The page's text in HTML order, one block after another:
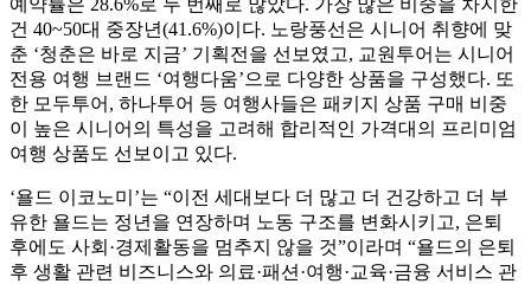
예약률은 28.6%로 두 번째로 많았다. 가장 많은 비중을 차지한
건 40~50대 중장년(41.6%)이다. 노랑풍선은 시니어 취향에 맞
춘 ‘청춘은 바로 지금’ 기획전을 선보였고, 교원투어는 시니어
전용 여행 브랜드 ‘여행다움’으로 다양한 상품을 구성했다. 또
한 모두투어, 하나투어 등 여행사들은 패키지 상품 구매 비중
이 높은 시니어의 특성을 고려해 합리적인 가격대의 프리미엄
여행 상품도 선보이고 있다.
‘욜드 이코노미’는 “이전 세대보다 더 많고 더 건강하고 더 부
유한 욜드는 정년을 연장하며 노동 구조를 변화시키고, 은퇴
후에도 사회·경제활동을 멈추지 않을 것”이라며 “욜드의 은퇴
후 생활 관련 비즈니스와 의료·패션·여행·교육·금융 서비스 관